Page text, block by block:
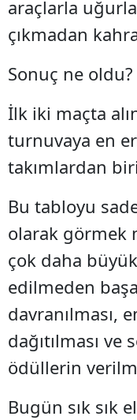
araçlarla
çıkmadan
Sonuç ne oldu?
İlk iki maçta
turnuvaya en
takımlardan
Bu tabloyu
olarak görmek
çok daha
edilmeden
davranılması,
dağıtılması
ödüllerin
Bugün sık sık